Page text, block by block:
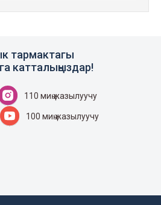
тармактагы
катталыңыздар!
110 миң жазылуучу
100 миң жазылуучу